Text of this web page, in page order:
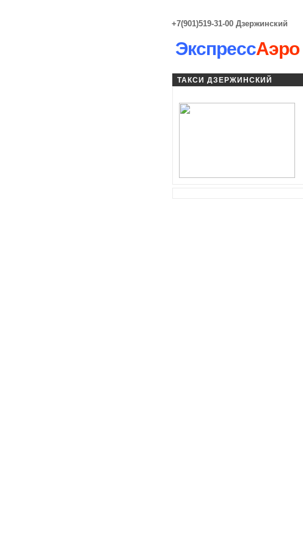
+7(901)519-31-00 Дзержинский
ЭкспрессАэро
ТАКСИ ДЗЕРЖИНСКИЙ